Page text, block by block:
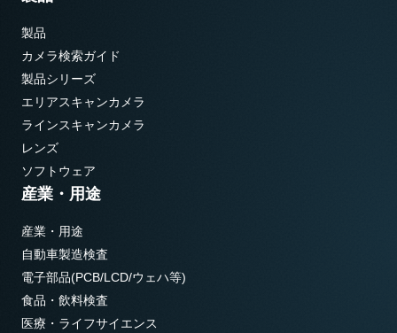
製品
カメラ検索ガイド
製品シリーズ
エリアスキャンカメラ
ラインスキャンカメラ
レンズ
ソフトウェア
産業・用途
産業・用途
自動車製造検査
電子部品(PCB/LCD/ウェハ等)
食品・飲料検査
医療・ライフサイエンス